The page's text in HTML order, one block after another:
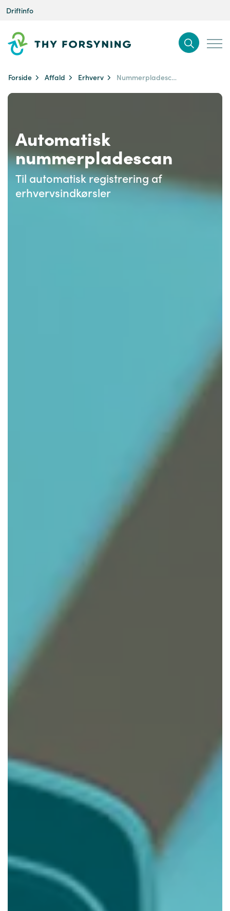
Driftinfo
Forside Affald Erhverv Nummerpladescan for erhverv
Automatisk
nummerpladescan
Til automatisk registrering af
erhvervsindkørsler